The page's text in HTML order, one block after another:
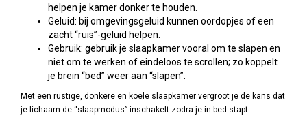
helpen je kamer donker te houden.
Geluid: bij omgevingsgeluid kunnen oordopjes of een
zacht “ruis”-geluid helpen.
Gebruik: gebruik je slaapkamer vooral om te slapen en
niet om te werken of eindeloos te scrollen; zo koppelt
je brein “bed” weer aan “slapen”.
Met een rustige, donkere en koele slaapkamer vergroot je de kans dat
je lichaam de “slaapmodus” inschakelt zodra je in bed stapt.